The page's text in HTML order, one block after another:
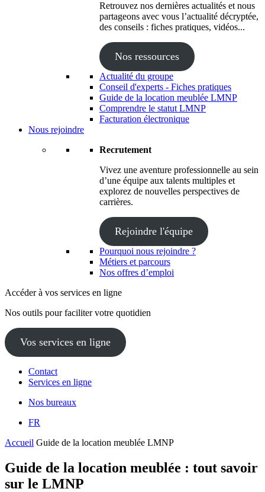
Retrouvez nos dernières actualités et nous
partageons avec vous l’actualité décryptée,
des conseils : fiches pratiques, vidéos...
Nos ressources
Actualité du groupe
Conseil d'experts - Fiches pratiques
Guide de la location meublée LMNP
Comprendre le statut LMNP
Facturation électronique
Nous rejoindre
Recrutement
Vivez une aventure professionnelle au sein
d’une équipe aux talents multiples et
explorez de nouvelles perspectives de
carrières.
Rejoindre l'équipe
Pourquoi nous rejoindre ?
Métiers et parcours
Nos offres d’emploi
Accéder à vos services en ligne
Nos outils pour faciliter votre quotidien
Vos services en ligne
Contact
Services en ligne
Nos bureaux
FR
Accueil Guide de la location meublée LMNP
Guide de la location meublée : tout savoir
sur le LMNP